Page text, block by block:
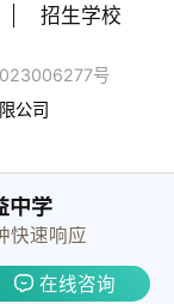
招生学校
号
公司
中学
快速响应
在线咨询